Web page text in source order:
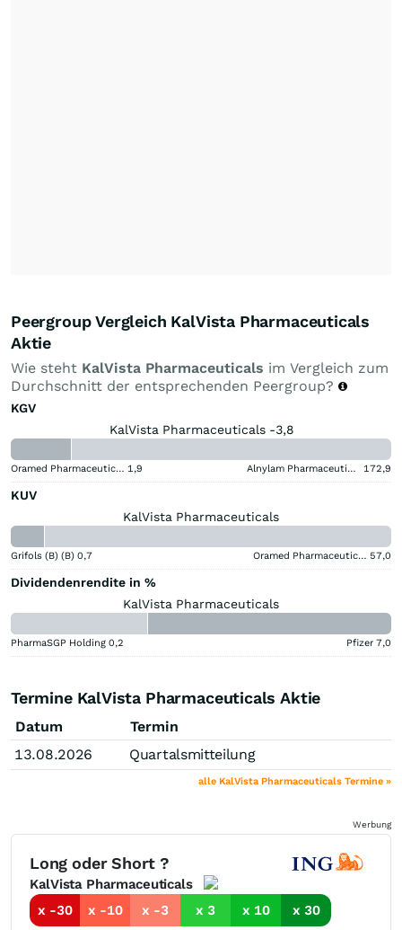
Peergroup Vergleich KalVista Pharmaceuticals
Aktie
Wie steht KalVista Pharmaceuticals im Vergleich zum
Durchschnitt der entsprechenden Peergroup?
KGV
KalVista Pharmaceuticals -3,8
Oramed Pharmaceuticals 1,9 Alnylam Pharmaceuticals 172,9
KUV
KalVista Pharmaceuticals
Grifols (B) (B) 0,7 Oramed Pharmaceuticals 57,0
Dividendenrendite in %
KalVista Pharmaceuticals
PharmaSGP Holding 0,2 Pfizer 7,0
Termine KalVista Pharmaceuticals Aktie
Datum
Termin
13.08.2026
Quartalsmitteilung
alle KalVista Pharmaceuticals Termine »
Werbung
Long oder Short ?
KalVista Pharmaceuticals
x -30
x -10 x -3 x 3 x 10 x 30